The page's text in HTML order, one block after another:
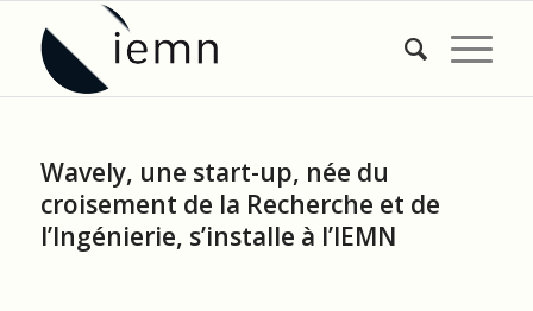
Wavely, une start-up, née du
croisement de la Recherche et de
l’Ingénierie, s’installe à l’IEMN